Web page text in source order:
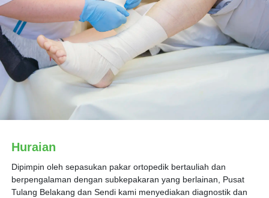
Pesakit & Pelawat
Promosi & Rancangan
Minta temu janji Pesakit Antarabangsa
Huraian
Dipimpin oleh sepasukan pakar ortopedik bertauliah dan
berpengalaman dengan subkepakaran yang berlainan, Pusat
Tulang Belakang dan Sendi kami menyediakan diagnostik dan